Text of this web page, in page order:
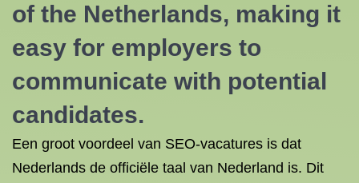
of the Netherlands, making it
easy for employers to
communicate with potential
candidates.
Een groot voordeel van SEO-vacatures is dat
Nederlands de officiële taal van Nederland is. Dit